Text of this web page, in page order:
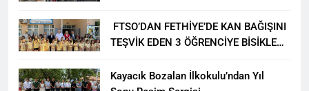
FTSO’DAN FETHİYE’DE KAN BAĞIŞINI
TEŞVİK EDEN 3 ÖĞRENCİYE BİSİKLET
Kayacık Bozalan İlkokulu’ndan Yıl